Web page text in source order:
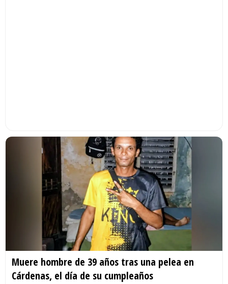
Muere hombre de 39 años tras una pelea en
Cárdenas, el día de su cumpleaños